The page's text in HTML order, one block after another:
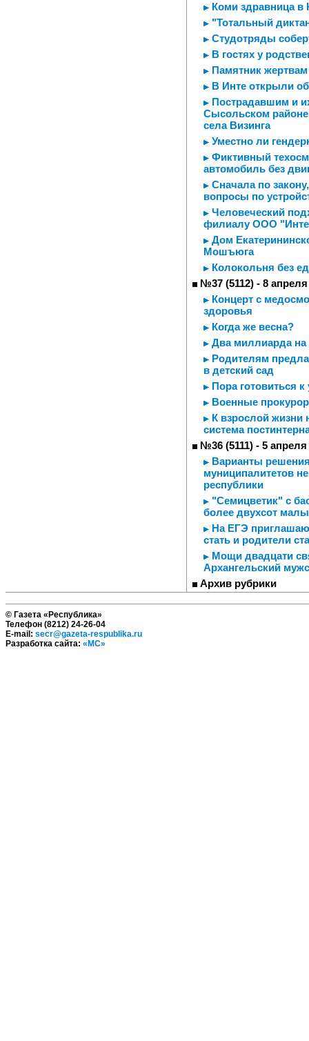
Коми здравница
"Тотальный
Студотряды
В гостях у
Памятник
В Инте открыли
Пострадавшим и
Сысольском
села Визинга
Уместно ли
Фиктивный
автомобиль без
Сначала по
вопросы по
Человеческий
филиалу ООО
Дом
Мошъюга
Колокольня без
№37 (5112) - 8 апреля
Концерт с
здоровья
Когда же весна?
Два миллиарда на
Родителям
в детский сад
Пора готовиться к
Военные
К взрослой жизни
система
№36 (5111) - 5 апреля
Варианты
муниципалитетов
республики
"Семицветик" с
более двухсот
На ЕГЭ
стать и родители
Мощи двадцати
Архангельский
Архив рубрики
© Газета «Республика»
Телефон (8212) 24-26-04
E-mail: secr@gazeta-respublika.ru
Разработка сайта: «МС»